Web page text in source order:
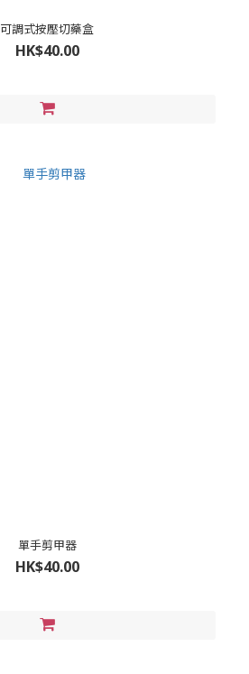
可調式按壓切藥盒
HK$40.00
單手剪甲器
HK$40.00